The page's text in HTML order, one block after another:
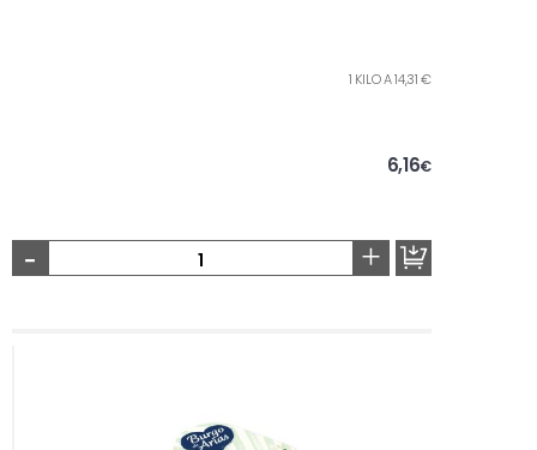
1 KILO A 14,31 €
6,16€
- +